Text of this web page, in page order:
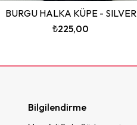
BURGU HALKA KÜPE - SILVER
₺225,00
Bilgilendirme